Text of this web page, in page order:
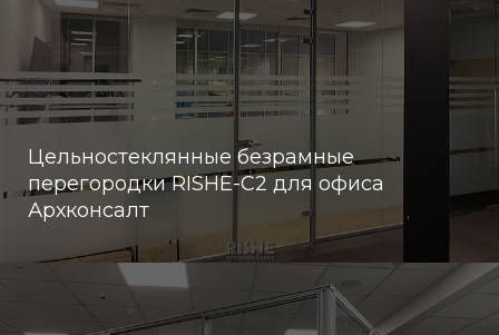
Цельностеклянные безрамные
перегородки RISHE-С2 для офиса
Архконсалт